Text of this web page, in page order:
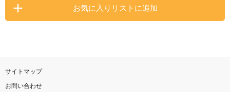
お気に入りリストに追加
サイトマップ
お問い合わせ